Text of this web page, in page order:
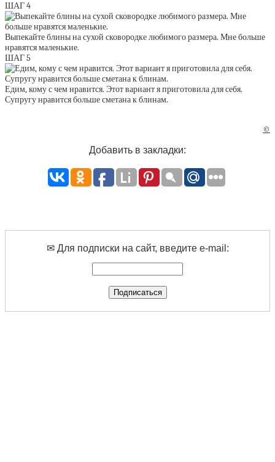
ШАГ 4
Выпекайте блины на сухой сковородке любимого размера. Мне больше
нравятся маленькие.
ШАГ 5
Едим, кому с чем нравится. Этот вариант я приготовила для себя.
Супругу нравится больше сметана к блинам.
©
Добавить в закладки:
✉ Для подписки на сайт, введите e-mail: